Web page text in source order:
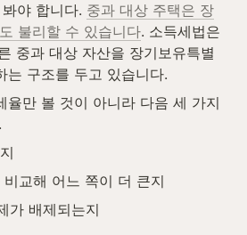
야 합니다. 중과 대상 주택은 장
불리할 수 있습니다. 소득세법은
중과 대상 자산을 장기보유특별
는 구조를 두고 있습니다.
율만 볼 것이 아니라 다음 세 가지
교해 어느 쪽이 더 큰지
가 배제되는지